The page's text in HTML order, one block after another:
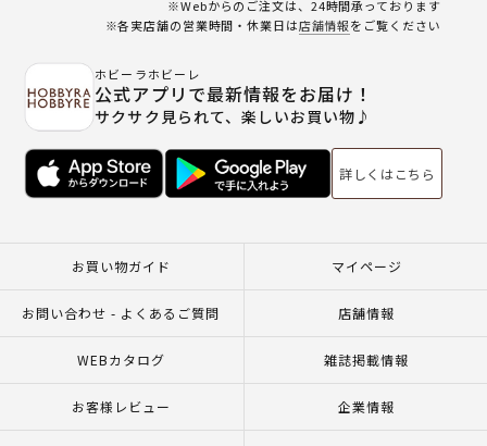
※Webからのご注文は、24時間承っております
※各実店舗の営業時間・休業日は店舗情報をご覧ください
ホビーラホビーレ
公式アプリで最新情報をお届け！
サクサク見られて、楽しいお買い物♪
詳しくはこちら
お買い物ガイド マイページ
お問い合わせ - よくあるご質問 店舗情報
WEBカタログ 雑誌掲載情報
お客様レビュー 企業情報